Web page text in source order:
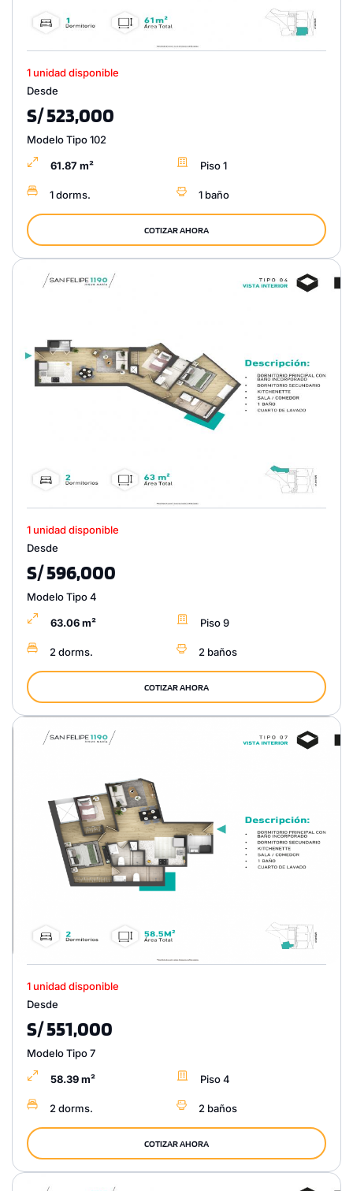
1 unidad disponible
Desde
S/ 523,000
Modelo Tipo 102
61.87 m² Piso 1
1 dorms. 1 baño
COTIZAR AHORA
1 unidad disponible
Desde
S/ 596,000
Modelo Tipo 4
63.06 m² Piso 9
2 dorms. 2 baños
COTIZAR AHORA
1 unidad disponible
Desde
S/ 551,000
Modelo Tipo 7
58.39 m² Piso 4
2 dorms. 2 baños
COTIZAR AHORA